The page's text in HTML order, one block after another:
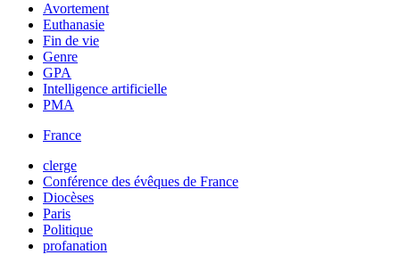
Avortement
Euthanasie
Fin de vie
Genre
GPA
Intelligence artificielle
PMA
France
clerge
Conférence des évêques de France
Diocèses
Paris
Politique
profanation